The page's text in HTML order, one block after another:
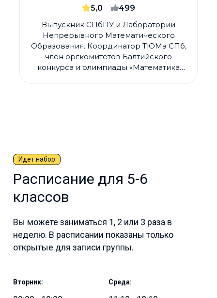
5,0
499
Выпускник СПбПУ и Лаборатории
Непрерывного Математического
Образования. Координатор ТЮМа СПб,
член оргкомитетов Балтийского
конкурса и олимпиады «Математика
Идет набор
Расписание для 5-6
классов
Вы можете заниматься 1, 2 или 3 раза в
неделю. В расписании показаны только
открытые для записи группы.
Вторник: Среда: